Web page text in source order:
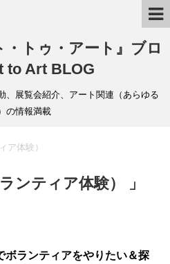
・トゥ・アート』ブロ
to Art BLOG
、展覧会紹介、アート関連（あらゆる
の情報満載
ア体験）
ンティア体験） 」
ボランティアをやりたい＆探